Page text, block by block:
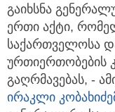
გაიხსნა
ერთი აქტი,
საქართველოსა
ურთიერთობების
გაღრმავებას, -
ირაკლი